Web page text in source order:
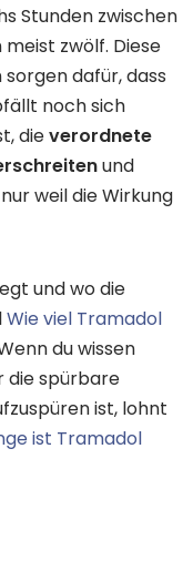
Stunden zwischen
zwölf. Diese
dafür, dass
noch sich
dieverordnete
und
weil die Wirkung
und wo die
Wie viel Tramadol
du wissen
die spürbare
ist, lohnt
ist Tramadol